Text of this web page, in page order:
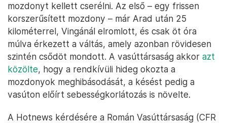
mozdonyt kellett cserélni. Az első – egy frissen
korszerűsített mozdony – már Arad után 25
kilométerrel, Vingánál elromlott, és csak öt óra
múlva érkezett a váltás, amely azonban rövidesen
szintén csődöt mondott. A vasúttársaság akkor azt
közölte, hogy a rendkívüli hideg okozta a
mozdonyok meghibásodását, a késést pedig a
vasúton előírt sebességkorlátozás is növelte.
A Hotnews kérdésére a Román Vasúttársaság (CFR